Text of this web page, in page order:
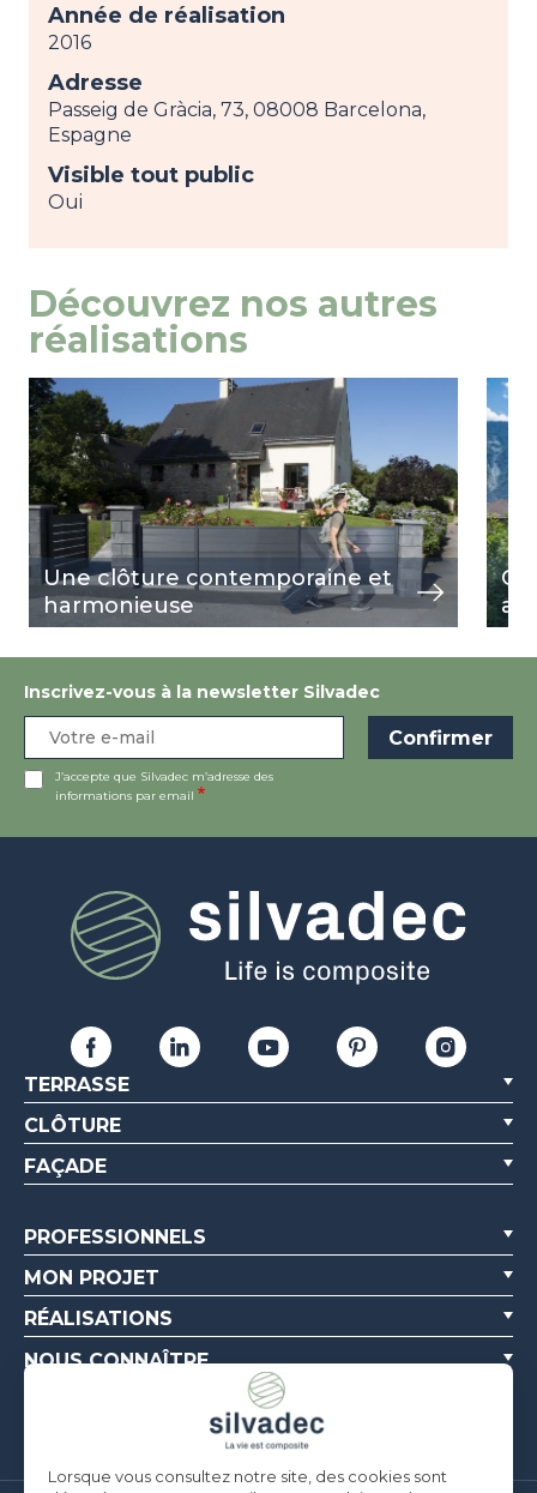
Année de réalisation
2016
Adresse
Passeig de Gràcia, 73, 08008 Barcelona,
Espagne
Visible tout public
Oui
Découvrez nos autres
réalisations
Une clôture contemporaine et
harmonieuse
Image
voir
au
voir
Inscrivez-vous à la newsletter Silvadec
J’accepte que Silvadec m’adresse des
informations par email
TERRASSE
CLÔTURE
FAÇADE
PROFESSIONNELS
MON PROJET
RÉALISATIONS
NOUS CONNAÎTRE
Lorsque vous consultez notre site, des cookies sont